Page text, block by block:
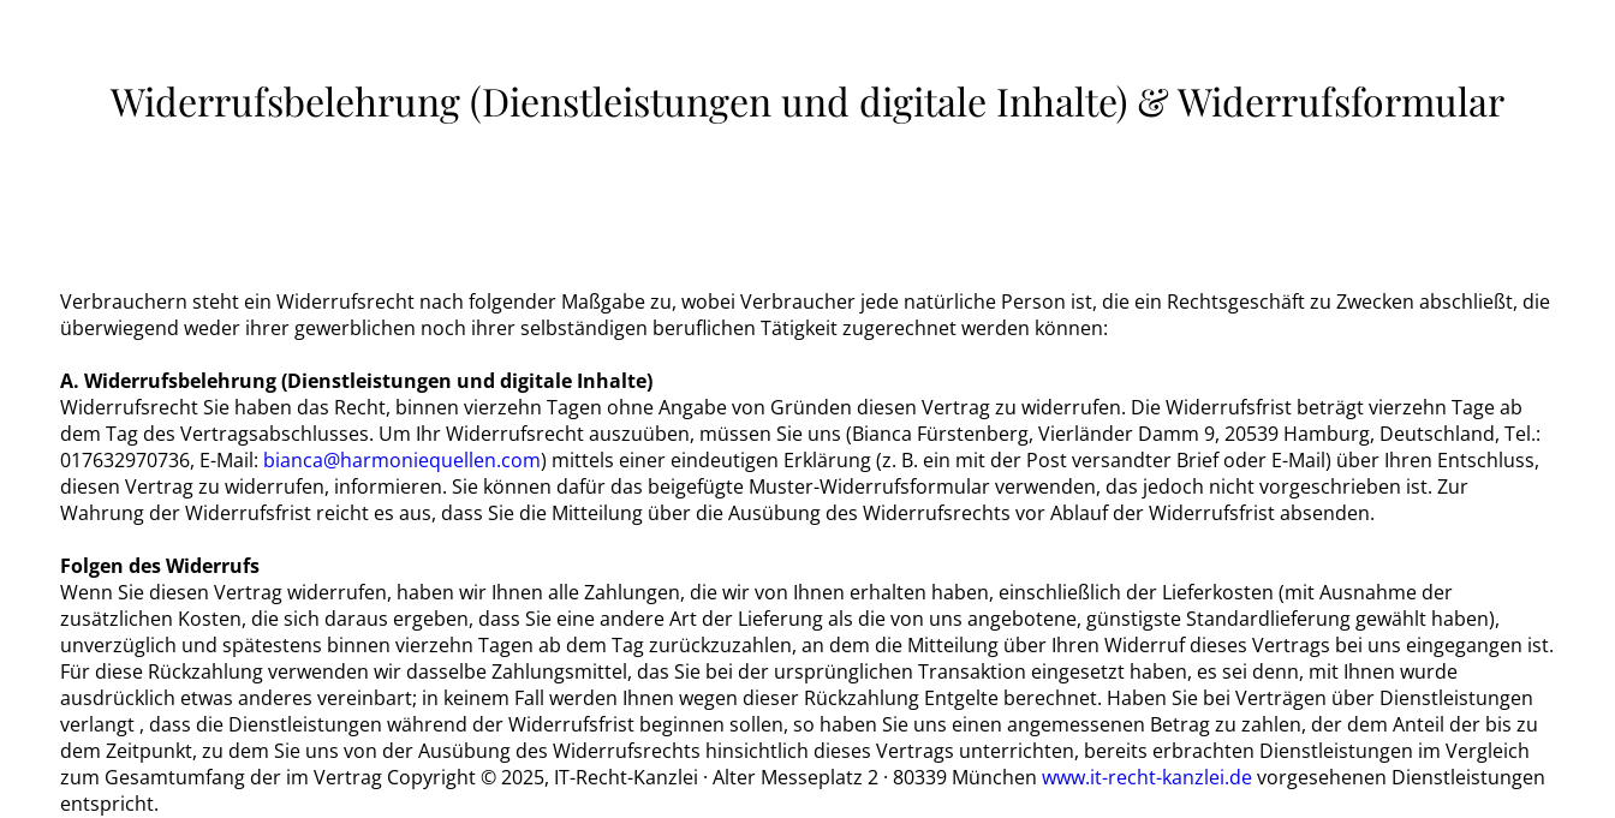
Widerrufsbelehrung (Dienstleistungen und digitale Inhalte) & Widerrufsformular
Verbrauchern steht ein Widerrufsrecht nach folgender Maßgabe zu, wobei Verbraucher jede natürliche Person ist, die ein Rechtsgeschäft zu Zwecken abschließt, die
überwiegend weder ihrer gewerblichen noch ihrer selbständigen beruflichen Tätigkeit zugerechnet werden können:
A. Widerrufsbelehrung (Dienstleistungen und digitale Inhalte)
Widerrufsrecht Sie haben das Recht, binnen vierzehn Tagen ohne Angabe von Gründen diesen Vertrag zu widerrufen. Die Widerrufsfrist beträgt vierzehn Tage ab
dem Tag des Vertragsabschlusses. Um Ihr Widerrufsrecht auszuüben, müssen Sie uns (Bianca Fürstenberg, Vierländer Damm 9, 20539 Hamburg, Deutschland, Tel.:
017632970736, E-Mail: bianca@harmoniequellen.com) mittels einer eindeutigen Erklärung (z. B. ein mit der Post versandter Brief oder E-Mail) über Ihren Entschluss,
diesen Vertrag zu widerrufen, informieren. Sie können dafür das beigefügte Muster-Widerrufsformular verwenden, das jedoch nicht vorgeschrieben ist. Zur
Wahrung der Widerrufsfrist reicht es aus, dass Sie die Mitteilung über die Ausübung des Widerrufsrechts vor Ablauf der Widerrufsfrist absenden.
Folgen des Widerrufs
Wenn Sie diesen Vertrag widerrufen, haben wir Ihnen alle Zahlungen, die wir von Ihnen erhalten haben, einschließlich der Lieferkosten (mit Ausnahme der
zusätzlichen Kosten, die sich daraus ergeben, dass Sie eine andere Art der Lieferung als die von uns angebotene, günstigste Standardlieferung gewählt haben),
unverzüglich und spätestens binnen vierzehn Tagen ab dem Tag zurückzuzahlen, an dem die Mitteilung über Ihren Widerruf dieses Vertrags bei uns eingegangen ist.
Für diese Rückzahlung verwenden wir dasselbe Zahlungsmittel, das Sie bei der ursprünglichen Transaktion eingesetzt haben, es sei denn, mit Ihnen wurde
ausdrücklich etwas anderes vereinbart; in keinem Fall werden Ihnen wegen dieser Rückzahlung Entgelte berechnet. Haben Sie bei Verträgen über Dienstleistungen
verlangt , dass die Dienstleistungen während der Widerrufsfrist beginnen sollen, so haben Sie uns einen angemessenen Betrag zu zahlen, der dem Anteil der bis zu
dem Zeitpunkt, zu dem Sie uns von der Ausübung des Widerrufsrechts hinsichtlich dieses Vertrags unterrichten, bereits erbrachten Dienstleistungen im Vergleich
zum Gesamtumfang der im Vertrag Copyright © 2025, IT-Recht-Kanzlei · Alter Messeplatz 2 · 80339 München www.it-recht-kanzlei.devorgesehenen Dienstleistungen
entspricht.